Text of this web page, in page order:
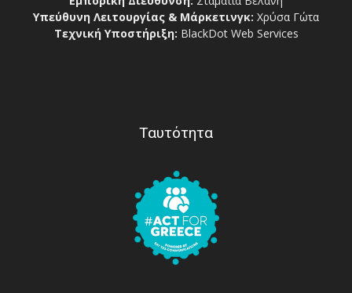
Υπεύθυνη Λειτουργίας & Μάρκετινγκ: Χρύσα Γώτα
Τεχνική Υποστήριξη: BlackDot Web Services
Ταυτότητα